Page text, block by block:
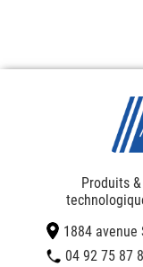
Produits
1884
04 92 75 87